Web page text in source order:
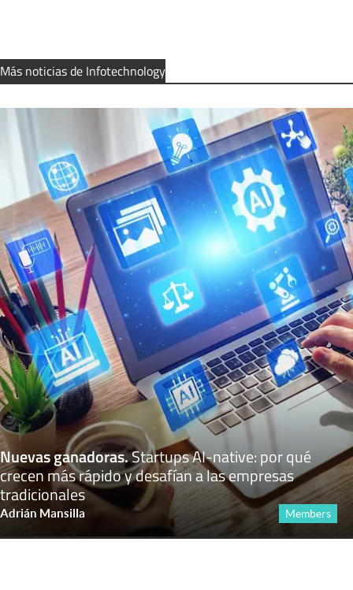
Más noticias de Infotechnology
Nuevas ganadoras.Startups AI-native: por qué
crecen más rápido y desafían a las empresas
tradicionales
Adrián Mansilla Members